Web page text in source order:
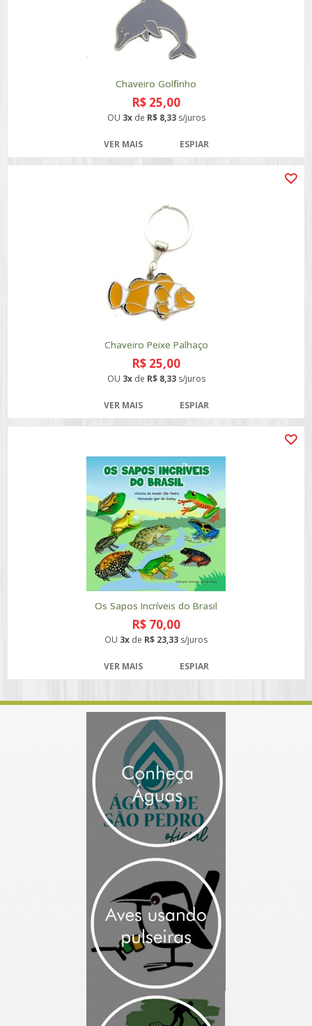
Chaveiro Golfinho
R$ 25,00
OU 3xde R$ 8,33s/juros
VER MAIS ESPIAR
Chaveiro Peixe Palhaço
R$ 25,00
OU 3xde R$ 8,33s/juros
VER MAIS ESPIAR
Os Sapos Incríveis do Brasil
R$ 70,00
OU 3x de R$ 23,33 s/juros
VER MAIS ESPIAR